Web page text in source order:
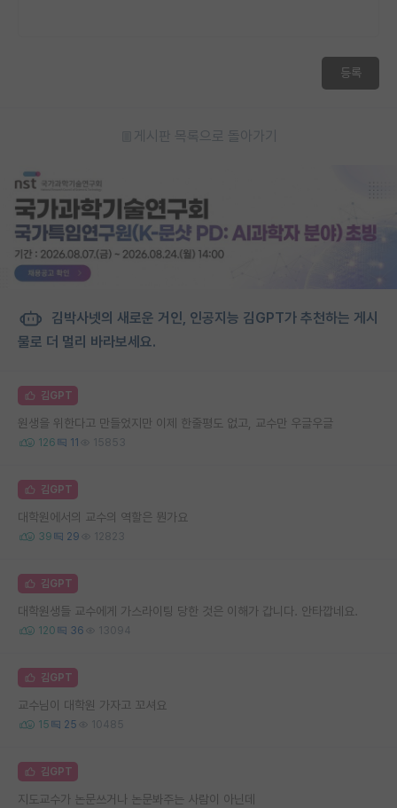
등록
게시판 목록으로 돌아가기
김박사넷의 새로운 거인, 인공지능 김GPT가 추천하는 게시
물로 더 멀리 바라보세요.
김GPT
원생을 위한다고 만들었지만 이제 한줄평도 없고, 교수만 우글우글
126 11 15853
김GPT
대학원에서의 교수의 역할은 뭔가요
39 29 12823
김GPT
대학원생들 교수에게 가스라이팅 당한 것은 이해가 갑니다. 안타깝네요.
120 36 13094
김GPT
교수님이 대학원 가자고 꼬셔요
15 25 10485
김GPT
지도교수가 논문쓰거나 논문봐주는 사람이 아닌데